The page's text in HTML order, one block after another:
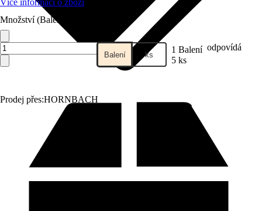
Prodej přes:HORNBACH
Více informací o zboží
Množství (Balení)
Balení ks 1 Balení odpovídá
5 ks